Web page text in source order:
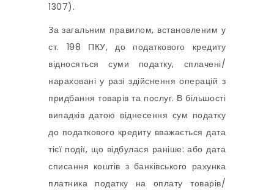
1307).
За загальним правилом, встановленим у
ст. 198 ПКУ, до податкового кредиту
відносяться суми податку, сплачені/
нараховані у разі здійснення операцій з
придбання товарів та послуг. В більшості
випадків датою віднесення сум податку
до податкового кредиту вважається дата
тієї події, що відбулася раніше: або дата
списання коштів з банківського рахунка
платника податку на оплату товарів/